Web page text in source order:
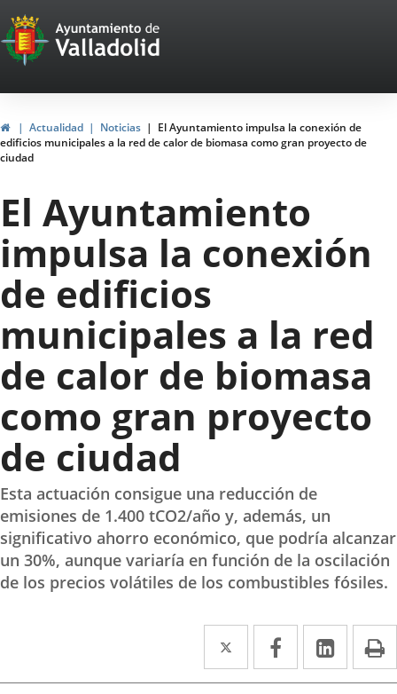
Portal
Web
del
Ayuntamiento
de
Valladolid
HomeActualidad Noticias
El Ayuntamiento impulsa la conexión de
edificios municipales a la red de calor de biomasa como gran proyecto de
ciudad
El Ayuntamiento
impulsa la conexión
de edificios
municipales a la red
de calor de biomasa
como gran proyecto
de ciudad
Esta actuación consigue una reducción de
emisiones de 1.400 tCO2/año y, además, un
significativo ahorro económico, que podría alcanzar
un 30%, aunque variaría en función de la oscilación
de los precios volátiles de los combustibles fósiles.
Twitter
Enlace
a
Facebook
Enlace
a
Enlace
a